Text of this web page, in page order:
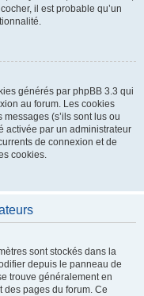
il est probable qu’un
générés par phpBB 3.3 qui
au forum. Les cookies
(s’ils sont lus ou
activée par un administrateur
de connexion et de
cookies.
sont stockés dans la
depuis le panneau de
trouve généralement en
des pages du forum. Ce